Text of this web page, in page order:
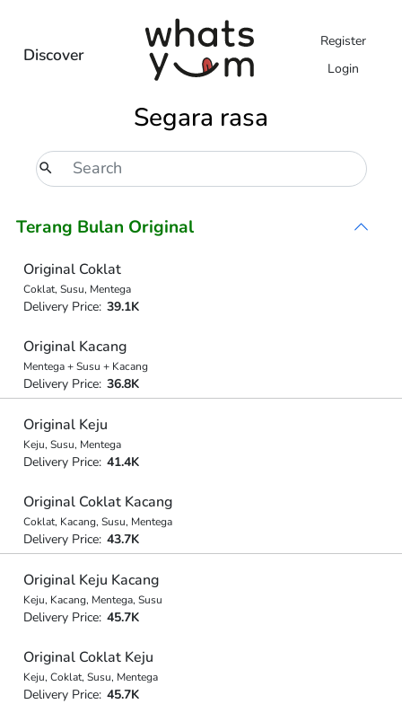
Discover
Register
Login
Segara rasa
Terang Bulan Original
Original Coklat
Coklat, Susu, Mentega
Delivery Price: 39.1K
Original Kacang
Mentega + Susu + Kacang
Delivery Price: 36.8K
Original Keju
Keju, Susu, Mentega
Delivery Price: 41.4K
Original Coklat Kacang
Coklat, Kacang, Susu, Mentega
Delivery Price: 43.7K
Original Keju Kacang
Keju, Kacang, Mentega, Susu
Delivery Price: 45.7K
Original Coklat Keju
Keju, Coklat, Susu, Mentega
Delivery Price: 45.7K